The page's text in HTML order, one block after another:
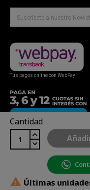
Cantidad
 Últimas
Tus pagos online con WebPay
Copyright© uBike